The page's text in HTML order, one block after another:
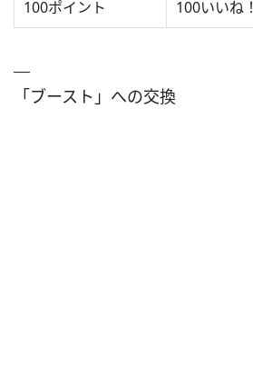
100ポイント 100いいね！
「ブースト」への交換